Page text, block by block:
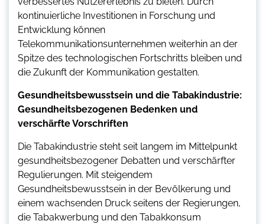
kontinuierliche Investitionen in Forschung und
Entwicklung können
Telekommunikationsunternehmen weiterhin an der
Spitze des technologischen Fortschritts bleiben und
die Zukunft der Kommunikation gestalten.
Gesundheitsbewusstsein und die Tabakindustrie:
Gesundheitsbezogenen Bedenken und
verschärfte Vorschriften
Die Tabakindustrie steht seit langem im Mittelpunkt
gesundheitsbezogener Debatten und verschärfter
Regulierungen. Mit steigendem
Gesundheitsbewusstsein in der Bevölkerung und
einem wachsenden Druck seitens der Regierungen,
die Tabakwerbung und den Tabakkonsum